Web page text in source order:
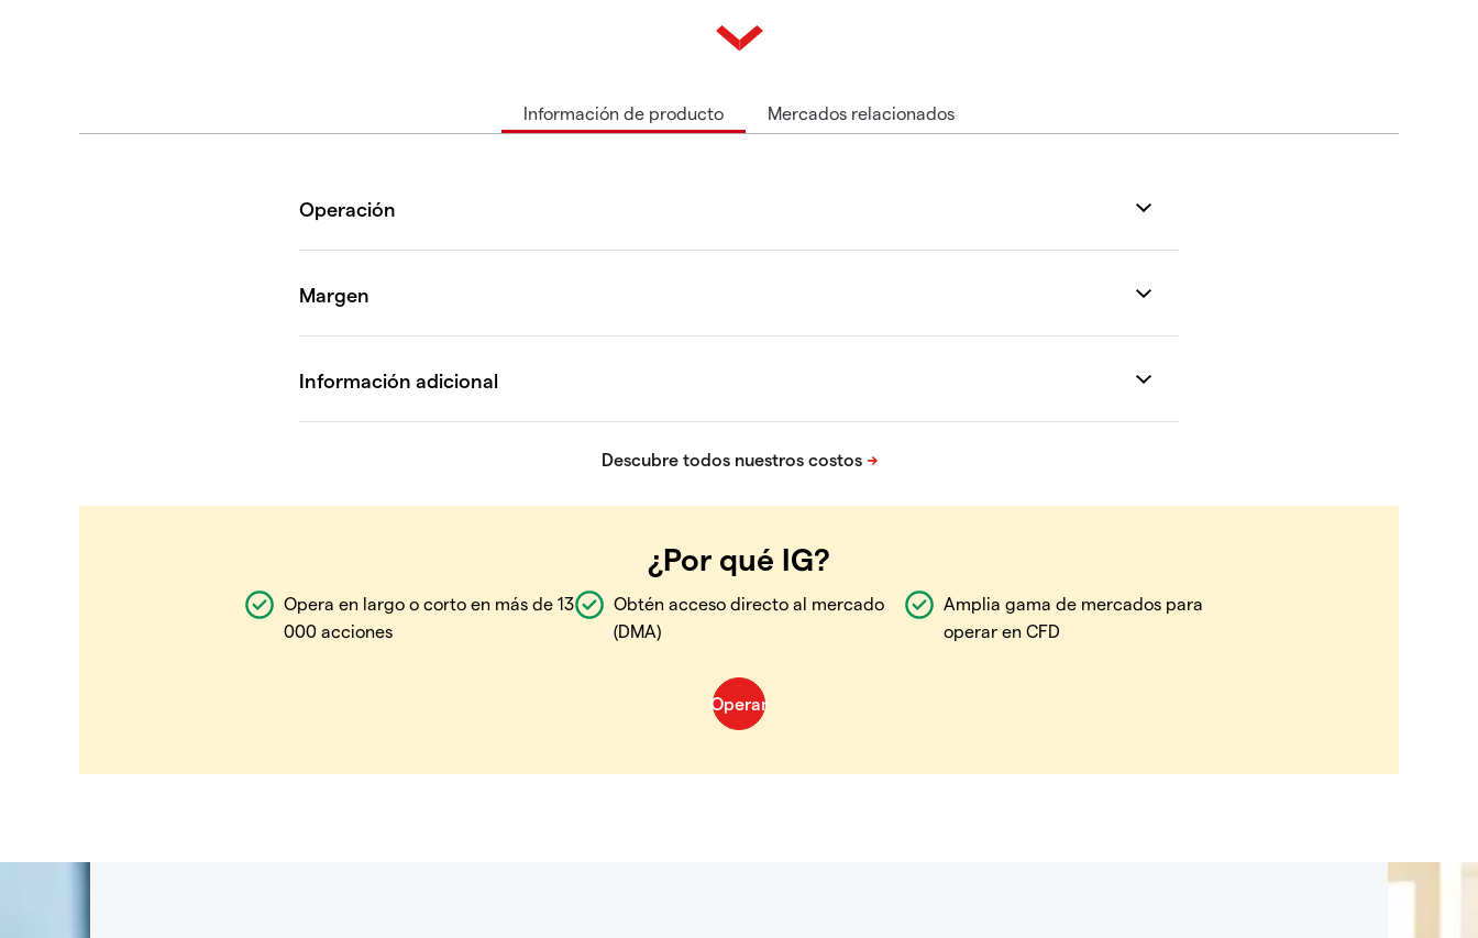
Información de producto Mercados relacionados
¿Por qué IG?
Opera en largo o corto en más de 13
000 acciones
Obtén acceso directo al mercado
(DMA)
Amplia gama de mercados para
operar en CFD